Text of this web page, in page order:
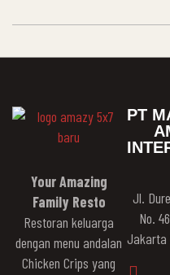
PT
Jl.
No.
Jakarta
Your Amazing
Family Resto
Restoran keluarga
dengan menu andalan
Chicken Crips yang